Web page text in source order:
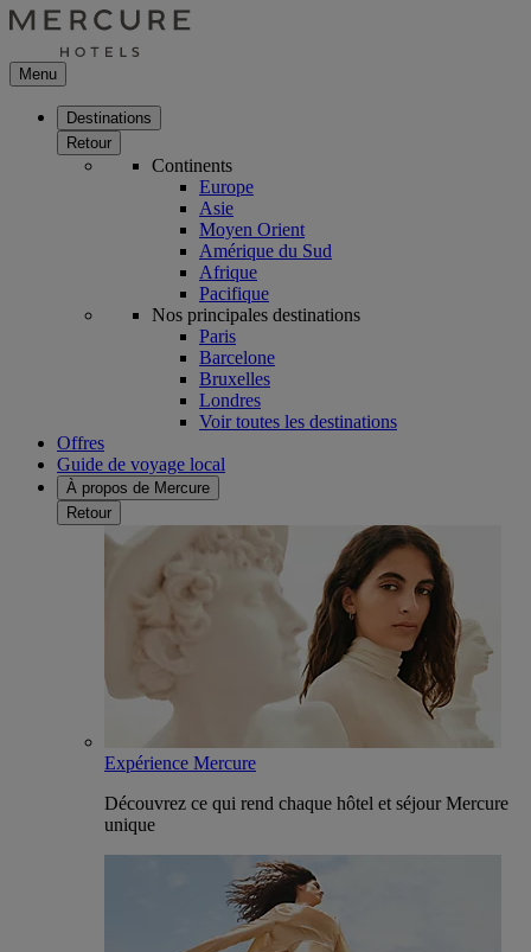
Menu
Destinations
Retour
Continents
Europe
Asie
Moyen Orient
Amérique du Sud
Afrique
Pacifique
Nos principales destinations
Paris
Barcelone
Bruxelles
Londres
Voir toutes les destinations
Offres
Guide de voyage local
À propos de Mercure
Retour
Expérience Mercure
Découvrez ce qui rend chaque hôtel et séjour Mercure
unique